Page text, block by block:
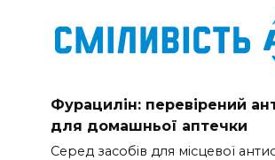
Фурацилін: перевірений
для домашньої аптечки
Серед засобів для місцевої